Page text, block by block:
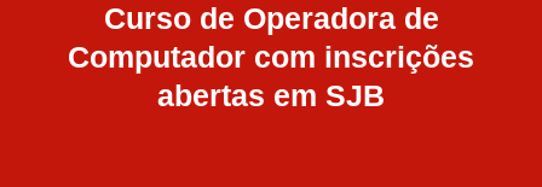
Curso de Operadora de
Computador com inscrições
abertas em SJB